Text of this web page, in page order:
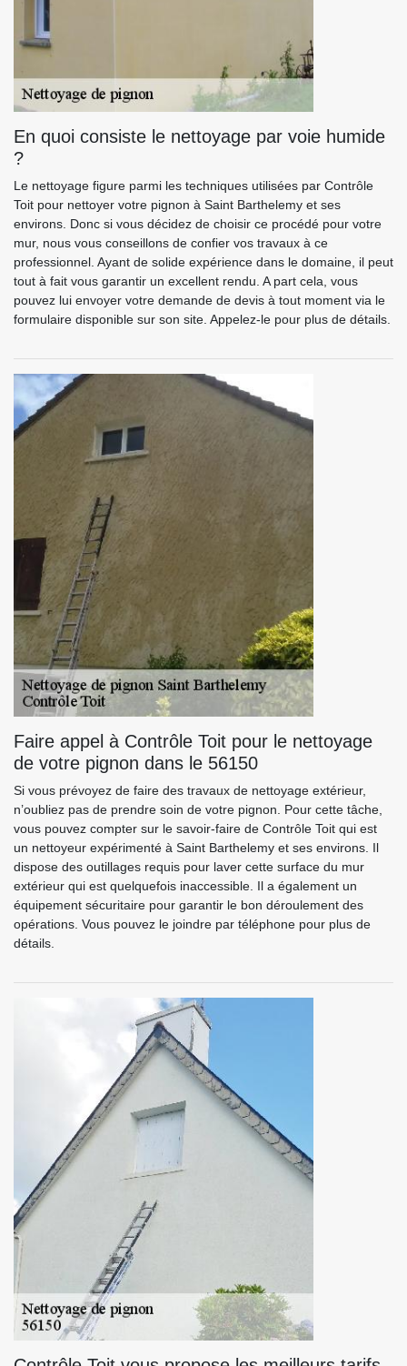
En quoi consiste le nettoyage par voie humide
?
Le nettoyage figure parmi les techniques utilisées par Contrôle
Toit pour nettoyer votre pignon à Saint Barthelemy et ses
environs. Donc si vous décidez de choisir ce procédé pour votre
mur, nous vous conseillons de confier vos travaux à ce
professionnel. Ayant de solide expérience dans le domaine, il peut
tout à fait vous garantir un excellent rendu. A part cela, vous
pouvez lui envoyer votre demande de devis à tout moment via le
formulaire disponible sur son site. Appelez-le pour plus de détails.
Faire appel à Contrôle Toit pour le nettoyage
de votre pignon dans le 56150
Si vous prévoyez de faire des travaux de nettoyage extérieur,
n’oubliez pas de prendre soin de votre pignon. Pour cette tâche,
vous pouvez compter sur le savoir-faire de Contrôle Toit qui est
un nettoyeur expérimenté à Saint Barthelemy et ses environs. Il
dispose des outillages requis pour laver cette surface du mur
extérieur qui est quelquefois inaccessible. Il a également un
équipement sécuritaire pour garantir le bon déroulement des
opérations. Vous pouvez le joindre par téléphone pour plus de
détails.